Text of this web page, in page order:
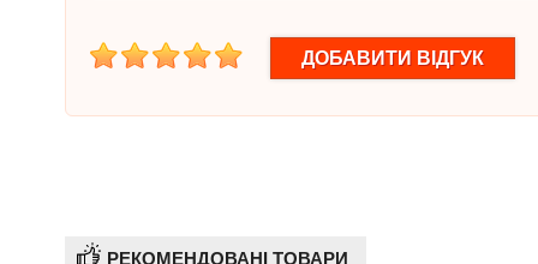
1 2 3 4 5
РЕКОМЕНДОВАНІ ТОВАРИ